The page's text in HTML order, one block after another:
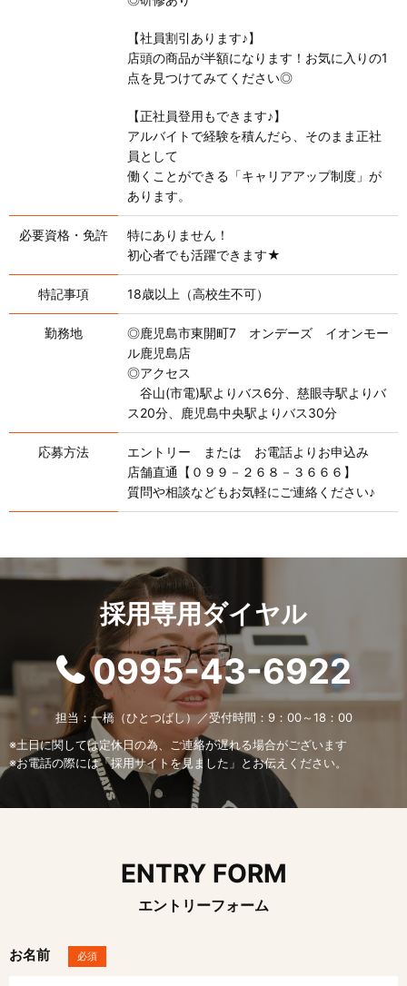
【社員割引あります♪】
店頭の商品が半額になります！お気に入りの1
点を見つけてみてください◎
【正社員登用もできます♪】
アルバイトで経験を積んだら、そのまま正社
員として
働くことができる「キャリアアップ制度」が
あります。
必要資格・免許
特にありません！
初心者でも活躍できます★
特記事項 18歳以上（高校生不可）
勤務地
◎鹿児島市東開町7 オンデーズ イオンモー
ル鹿児島店
◎アクセス
谷山(市電)駅よりバス6分、慈眼寺駅よりバ
ス20分、鹿児島中央駅よりバス30分
応募方法
エントリー または お電話よりお申込み
店舗直通【０９９－２６８－３６６６】
質問や相談などもお気軽にご連絡ください♪
採用専用ダイヤル
0995-43-6922
担当：一橋（ひとつばし）／受付時間：9：00～18：00
※土日に関しては定休日の為、ご連絡が遅れる場合がございます
※お電話の際には「採用サイトを見ました」とお伝えください。
ENTRY FORM
エントリーフォーム
お名前 必須